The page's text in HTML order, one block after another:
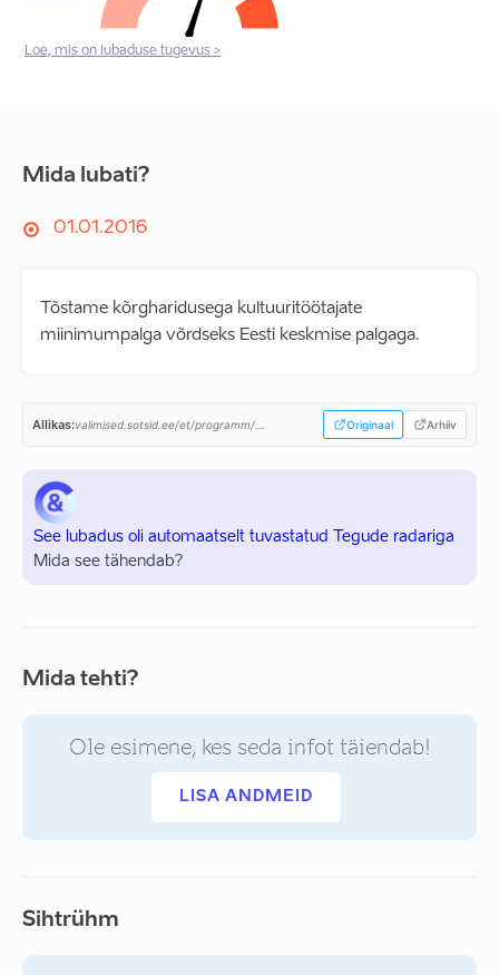
Loe, mis on lubaduse tugevus >
Mida lubati?
01.01.2016
Tõstame kõrgharidusega kultuuritöötajate
miinimumpalga võrdseks Eesti keskmise palgaga.
Allikas:valimised.sotsid.ee/et/programm/... Originaal Arhiiv
See lubadus oli automaatselt tuvastatud Tegude radariga
Mida see tähendab?
Mida tehti?
Ole esimene, kes seda infot täiendab!
LISA ANDMEID
Sihtrühm